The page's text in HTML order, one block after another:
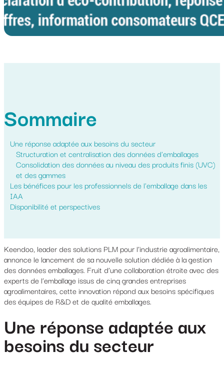
Sommaire
Une réponse adaptée aux besoins du secteur
Structuration et centralisation des données d'emballages
Consolidation des données au niveau des produits finis (UVC)
et des gammes
Les bénéfices pour les professionnels de l'emballage dans les
IAA
Disponibilité et perspectives
Keendoo, leader des solutions PLM pour l’industrie agroalimentaire,
annonce le lancement de sa nouvelle solution dédiée à la gestion
des données emballages. Fruit d’une collaboration étroite avec des
experts de l’emballage issus de cinq grandes entreprises
agroalimentaires, cette innovation répond aux besoins spécifiques
des équipes de R&D et de qualité emballages.
Une réponse adaptée aux
besoins du secteur